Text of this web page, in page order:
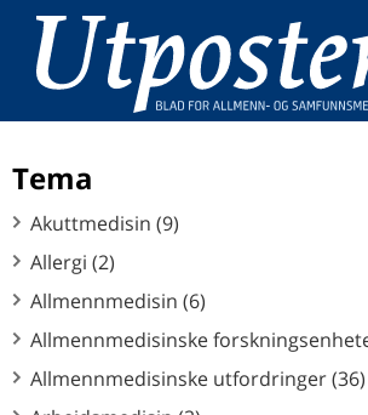
Tema
Akuttmedisin (9)
Allergi (2)
Allmennmedisin (6)
Allmennmedisinske
Allmennmedisinske utfordringer (36)